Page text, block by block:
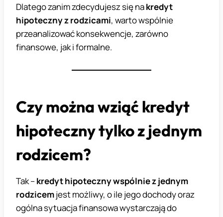
Dlatego zanim zdecydujesz się nakredyt
hipoteczny z rodzicami, warto wspólnie
przeanalizować konsekwencje, zarówno
finansowe, jak i formalne.
Czy można wziąć kredyt
hipoteczny tylko z jednym
rodzicem?
Tak –kredyt hipoteczny wspólnie z jednym
rodzicemjest możliwy, o ile jego dochody oraz
ogólna sytuacja finansowa wystarczają do